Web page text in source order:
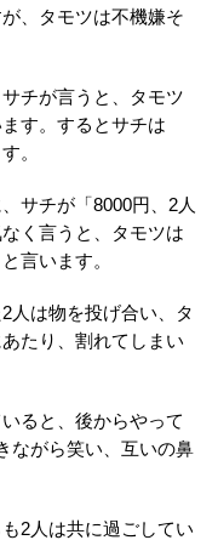
、タモツは不機嫌そ
チが言うと、タモツ
す。するとサチは
。
サチが「8000円、2人
く言うと、タモツは
言います。
人は物を投げ合い、タ
たり、割れてしまい
ると、後からやって
ながら笑い、互いの鼻
2人は共に過ごしてい